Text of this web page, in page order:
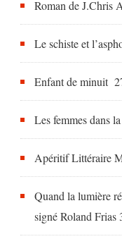
Roman de J.Chris
Le schiste et
Enfant de minuit
Les femmes dans
Apéritif Littéraire
Quand la lumière
signé Roland Frias